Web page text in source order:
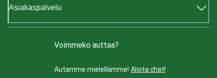
Asiakaspalvelu
Voimmeko auttaa?
Autamme mielellämme! Aloita chat!